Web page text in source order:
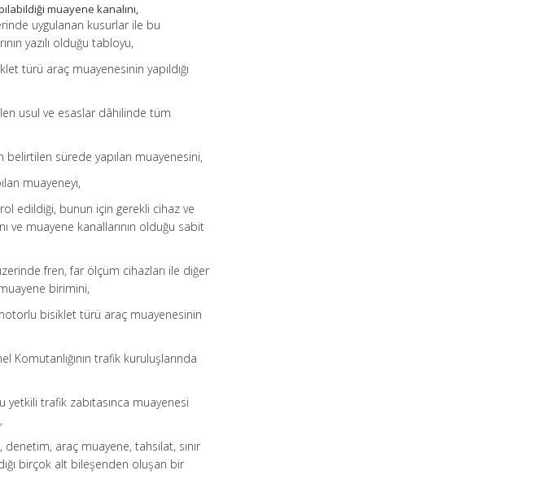
muayene kanalını,
uygulanan kusurlar ile bu
yazılı olduğu tabloyu,
türü araç muayenesinin yapıldığı
usul ve esaslar dâhilinde tüm
belirtilen sürede yapılan muayenesini,
muayeneyi,
edildiği, bunun için gerekli cihaz ve
ve muayene kanallarının olduğu sabit
fren, far ölçüm cihazları ile diğer
birimini,
bisiklet türü araç muayenesinin
Komutanlığının trafik kuruluşlarında
yetkili trafik zabıtasınca muayenesi
araç muayene, tahsilat, sınır
birçok alt bileşenden oluşan bir